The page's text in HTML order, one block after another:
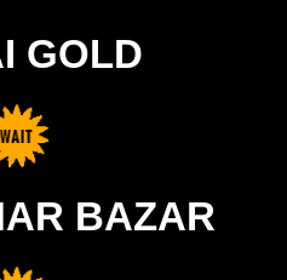
GOLD
BAZAR